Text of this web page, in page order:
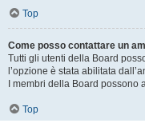
Top
Come posso contattare un
Tutti gli utenti della Board
l’opzione è stata abilitata
I membri della Board
Top